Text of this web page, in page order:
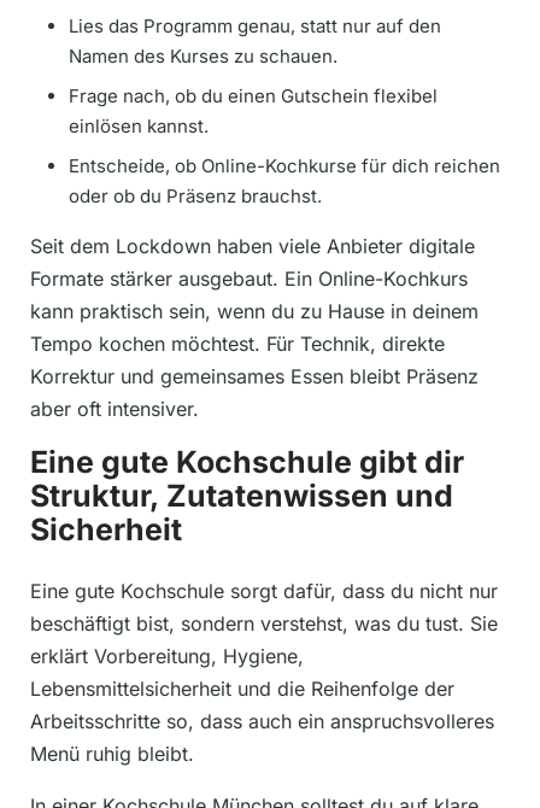
Lies das Programm genau, statt nur auf den
Namen des Kurses zu schauen.
Frage nach, ob du einen Gutschein flexibel
einlösen kannst.
Entscheide, ob Online-Kochkurse für dich reichen
oder ob du Präsenz brauchst.
Seit dem Lockdown haben viele Anbieter digitale
Formate stärker ausgebaut. Ein Online-Kochkurs
kann praktisch sein, wenn du zu Hause in deinem
Tempo kochen möchtest. Für Technik, direkte
Korrektur und gemeinsames Essen bleibt Präsenz
aber oft intensiver.
Eine gute Kochschule gibt dir
Struktur, Zutatenwissen und
Sicherheit
Eine gute Kochschule sorgt dafür, dass du nicht nur
beschäftigt bist, sondern verstehst, was du tust. Sie
erklärt Vorbereitung, Hygiene,
Lebensmittelsicherheit und die Reihenfolge der
Arbeitsschritte so, dass auch ein anspruchsvolleres
Menü ruhig bleibt.